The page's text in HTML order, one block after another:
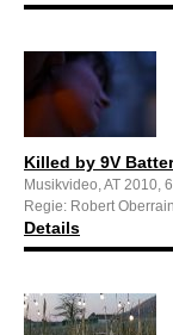
Killed by 9V
Musikvideo, AT 2010,
Regie: Robert
Details